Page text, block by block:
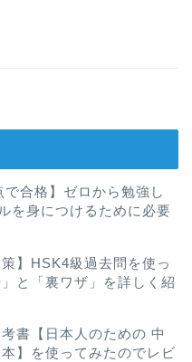
で合格】ゼロから勉強し
を身につけるために必要
策】HSK4級過去問を使っ
と「裏ワザ」を詳しく紹
書【日本人のための 中
】を使ってみたのでレビ